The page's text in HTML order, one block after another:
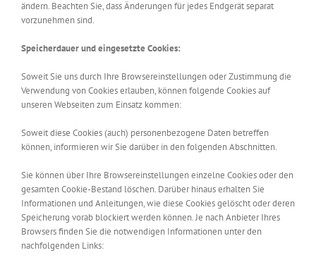
ändern. Beachten Sie, dass Änderungen für jedes Endgerät separat
vorzunehmen sind.
Speicherdauer und eingesetzte Cookies:
Soweit Sie uns durch Ihre Browsereinstellungen oder Zustimmung die
Verwendung von Cookies erlauben, können folgende Cookies auf
unseren Webseiten zum Einsatz kommen:
Soweit diese Cookies (auch) personenbezogene Daten betreffen
können, informieren wir Sie darüber in den folgenden Abschnitten.
Sie können über Ihre Browsereinstellungen einzelne Cookies oder den
gesamten Cookie-Bestand löschen. Darüber hinaus erhalten Sie
Informationen und Anleitungen, wie diese Cookies gelöscht oder deren
Speicherung vorab blockiert werden können. Je nach Anbieter Ihres
Browsers finden Sie die notwendigen Informationen unter den
nachfolgenden Links: